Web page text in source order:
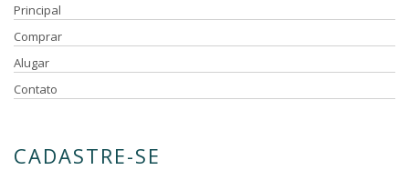
Principal
Comprar
Alugar
Contato
CADASTRE-SE